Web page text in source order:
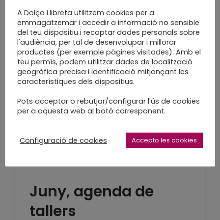
LEARN MORE
El viatge comença
amb els preparatius
Tallers Viatgetecafest 2019
Juny, agenda de
tallers
A Dolça Llibreta utilitzem cookies per a
emmagatzemar i accedir a informació no sensible
del teu dispositiu i recaptar dades personals sobre
l'audiència, per tal de desenvolupar i millorar
productes (per exemple pàgines visitades). Amb el
teu permís, podem utilitzar dades de localització
geogràfica precisa i identificació mitjançant les
característiques dels dispositius.
Pots acceptar o rebutjar/configurar l'ús de cookies
per a aquesta web al botó corresponent.
Configuració de cookies Accepto les cookies